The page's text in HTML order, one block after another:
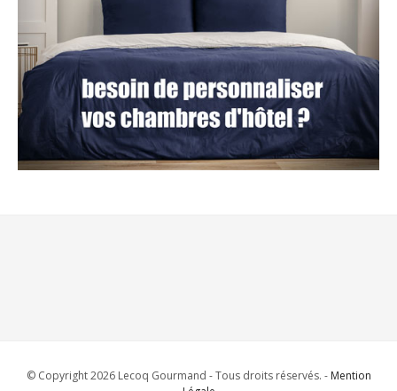
© Copyright 2026 Lecoq Gourmand - Tous droits réservés. - Mention